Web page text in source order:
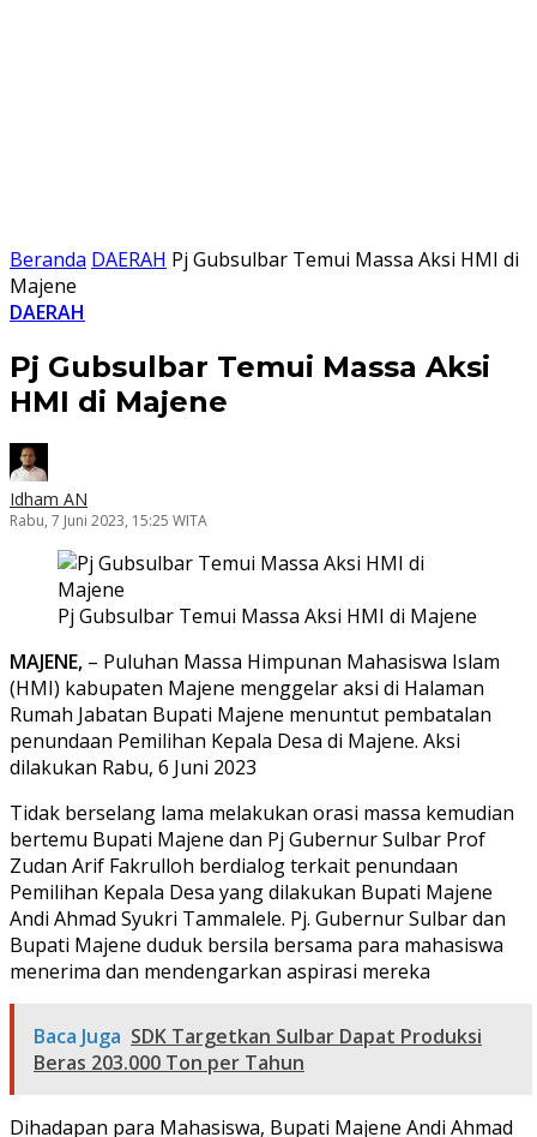
Beranda DAERAH Pj Gubsulbar Temui Massa Aksi HMI di
Majene
DAERAH
Pj Gubsulbar Temui Massa Aksi
HMI di Majene
Idham AN
Rabu, 7 Juni 2023, 15:25 WITA
Pj Gubsulbar Temui Massa Aksi HMI di Majene
MAJENE, – Puluhan Massa Himpunan Mahasiswa Islam
(HMI) kabupaten Majene menggelar aksi di Halaman
Rumah Jabatan Bupati Majene menuntut pembatalan
penundaan Pemilihan Kepala Desa di Majene. Aksi
dilakukan Rabu, 6 Juni 2023
Tidak berselang lama melakukan orasi massa kemudian
bertemu Bupati Majene dan Pj Gubernur Sulbar Prof
Zudan Arif Fakrulloh berdialog terkait penundaan
Pemilihan Kepala Desa yang dilakukan Bupati Majene
Andi Ahmad Syukri Tammalele. Pj. Gubernur Sulbar dan
Bupati Majene duduk bersila bersama para mahasiswa
menerima dan mendengarkan aspirasi mereka
Baca Juga SDK Targetkan Sulbar Dapat Produksi
Beras 203.000 Ton per Tahun
Dihadapan para Mahasiswa, Bupati Majene Andi Ahmad